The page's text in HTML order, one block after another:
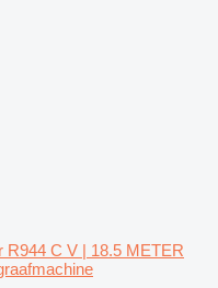
R944 C V | 18.5 METER